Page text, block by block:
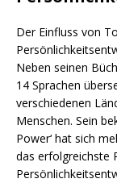
Der Einfluss von
Neben seinen
14 Sprachen
verschiedenen
Menschen. Sein
Power‘ hat sich
das erfolgreichste